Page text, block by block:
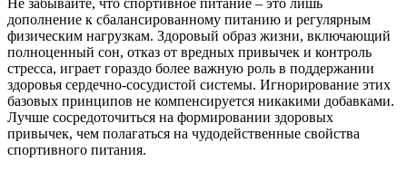
дополнение к сбалансированному питанию и регулярным
физическим нагрузкам. Здоровый образ жизни, включающий
полноценный сон, отказ от вредных привычек и контроль
стресса, играет гораздо более важную роль в поддержании
здоровья сердечно-сосудистой системы. Игнорирование этих
базовых принципов не компенсируется никакими добавками.
Лучше сосредоточиться на формировании здоровых
привычек, чем полагаться на чудодейственные свойства
спортивного питания.